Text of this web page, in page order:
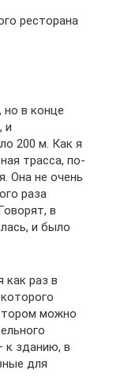
ресторана
но в конце
и
200 м. Как я
трасса, по-
Она не очень
раза
в
и было
как раз в
можно
к зданию, в
для